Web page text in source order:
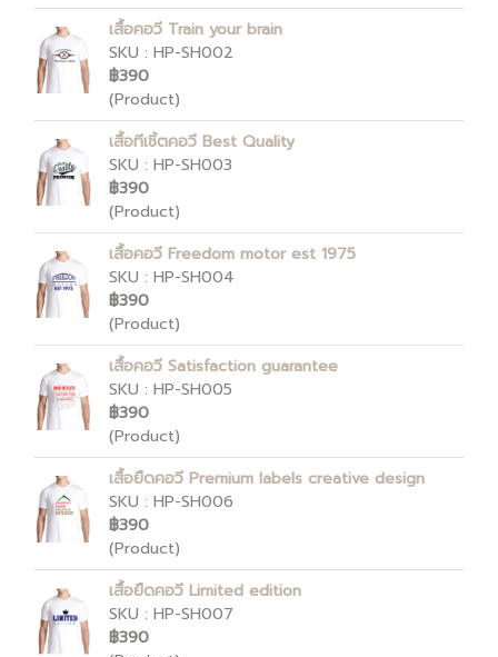
เสื้อคอวี Train your brain
SKU : HP-SH002
฿390
(Product)
เสื้อทีเชิ้ตคอวี Best Quality
SKU : HP-SH003
฿390
(Product)
เสื้อคอวี Freedom motor est 1975
SKU : HP-SH004
฿390
(Product)
เสื้อคอวี Satisfaction guarantee
SKU : HP-SH005
฿390
(Product)
เสื้อยืดคอวี Premium labels creative design
SKU : HP-SH006
฿390
(Product)
เสื้อยืดคอวี Limited edition
SKU : HP-SH007
฿390